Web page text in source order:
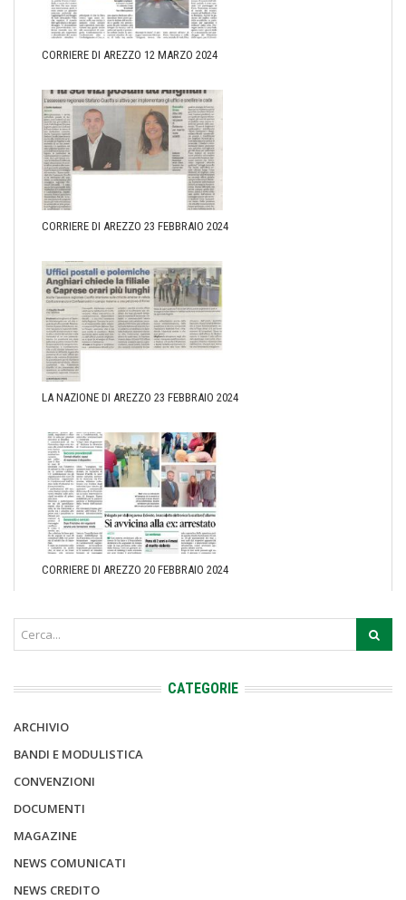
CORRIERE DI AREZZO 12 MARZO 2024
CORRIERE DI AREZZO 23 FEBBRAIO 2024
LA NAZIONE DI AREZZO 23 FEBBRAIO 2024
CORRIERE DI AREZZO 20 FEBBRAIO 2024
CATEGORIE
ARCHIVIO
BANDI E MODULISTICA
CONVENZIONI
DOCUMENTI
MAGAZINE
NEWS COMUNICATI
NEWS CREDITO